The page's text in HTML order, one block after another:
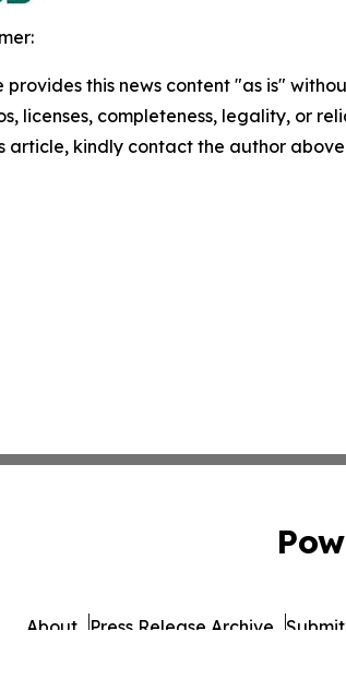
provides this news content "as is"
licenses, completeness, legality, or
article, kindly contact the author
About Press Release Archive